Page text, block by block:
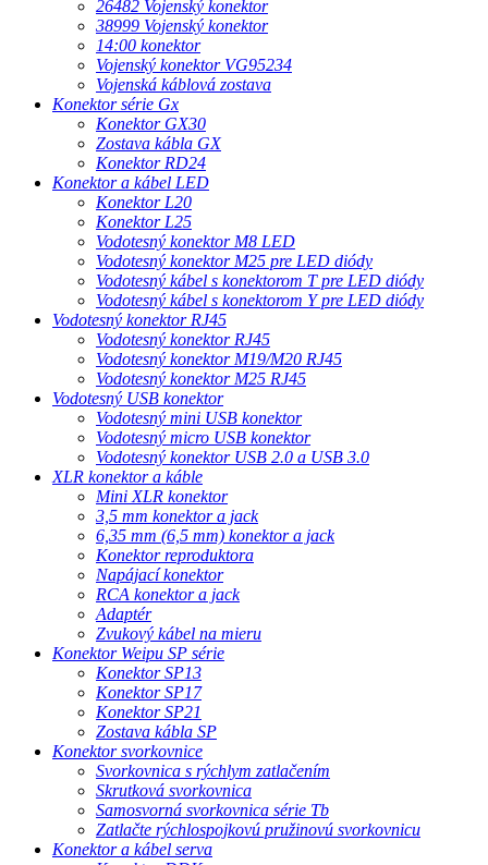
26482 Vojenský konektor
38999 Vojenský konektor
14:00 konektor
Vojenský konektor VG95234
Vojenská káblová zostava
Konektor série Gx
Konektor GX30
Zostava kábla GX
Konektor RD24
Konektor a kábel LED
Konektor L20
Konektor L25
Vodotesný konektor M8 LED
Vodotesný konektor M25 pre LED diódy
Vodotesný kábel s konektorom T pre LED diódy
Vodotesný kábel s konektorom Y pre LED diódy
Vodotesný konektor RJ45
Vodotesný konektor RJ45
Vodotesný konektor M19/M20 RJ45
Vodotesný konektor M25 RJ45
Vodotesný USB konektor
Vodotesný mini USB konektor
Vodotesný micro USB konektor
Vodotesný konektor USB 2.0 a USB 3.0
XLR konektor a káble
Mini XLR konektor
3,5 mm konektor a jack
6,35 mm (6,5 mm) konektor a jack
Konektor reproduktora
Napájací konektor
RCA konektor a jack
Adaptér
Zvukový kábel na mieru
Konektor Weipu SP série
Konektor SP13
Konektor SP17
Konektor SP21
Zostava kábla SP
Konektor svorkovnice
Svorkovnica s rýchlym zatlačením
Skrutková svorkovnica
Samosvorná svorkovnica série Tb
Zatlačte rýchlospojkovú pružinovú svorkovnicu
Konektor a kábel serva